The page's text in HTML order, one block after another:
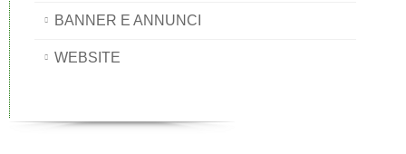
BANNER E ANNUNCI
WEBSITE